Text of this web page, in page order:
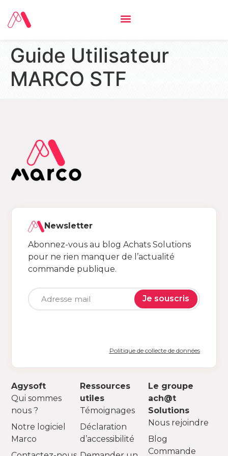
Guide Utilisateur
MARCO STF
Agysoft
Qui sommes
nous ?
Notre logiciel
Marco
Ressources
utiles
Témoignages
Déclaration
d’accessibilité
Le groupe
ach@t
Solutions
Nous rejoindre
Blog
Commande
Newsletter
Abonnez-vous au blog Achats Solutions
pour ne rien manquer de l’actualité
commande publique.
Je souscris
Politique de collecte de données